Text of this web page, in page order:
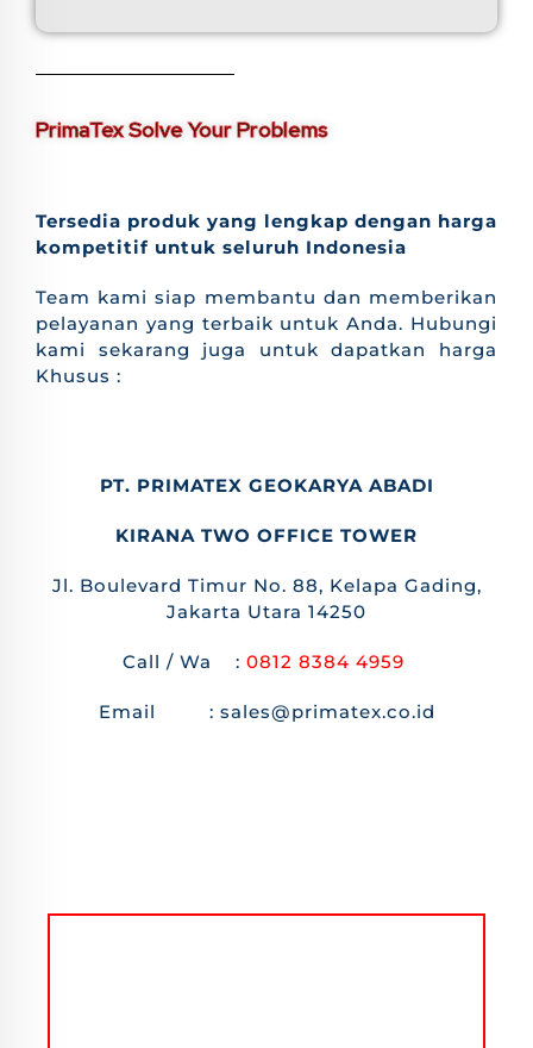
PrimaTex Solve Your Problems
Tersedia produk yang lengkap dengan harga
kompetitif untuk seluruh Indonesia
Team kami siap membantu dan memberikan
pelayanan yang terbaik untuk Anda. Hubungi
kami sekarang juga untuk dapatkan harga
Khusus :
PT. PRIMATEX GEOKARYA ABADI
KIRANA TWO OFFICE TOWER
Jl. Boulevard Timur No. 88, Kelapa Gading,
Jakarta Utara 14250
Call / Wa : 0812 8384 4959
Email : sales@primatex.co.id